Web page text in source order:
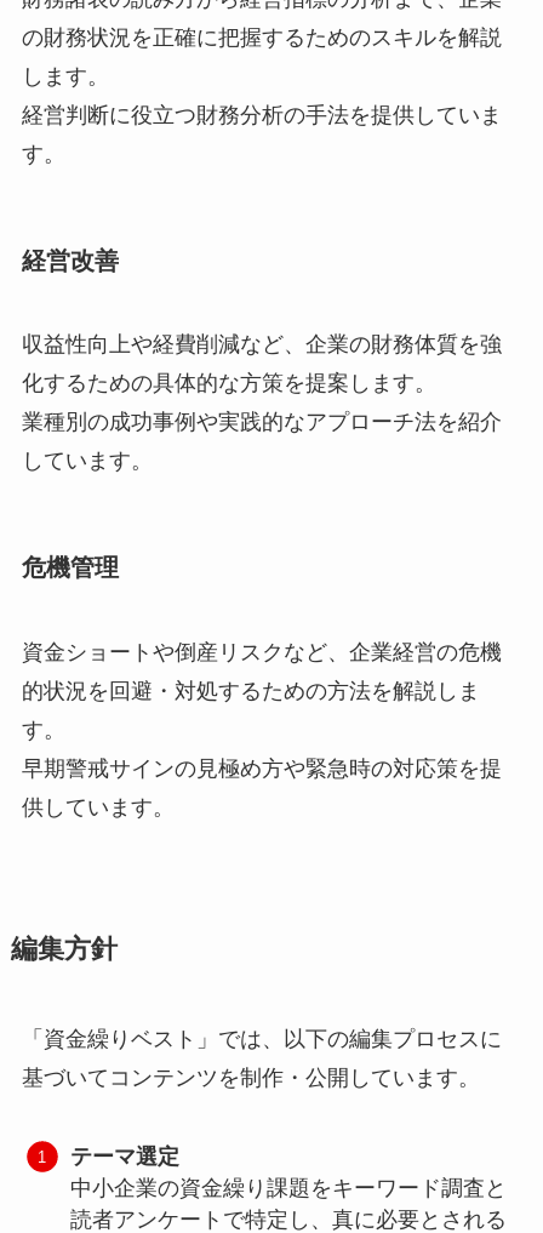
の財務状況を正確に把握するためのスキルを解説
します。
経営判断に役立つ財務分析の手法を提供していま
す。
経営改善
収益性向上や経費削減など、企業の財務体質を強
化するための具体的な方策を提案します。
業種別の成功事例や実践的なアプローチ法を紹介
しています。
危機管理
資金ショートや倒産リスクなど、企業経営の危機
的状況を回避・対処するための方法を解説しま
す。
早期警戒サインの見極め方や緊急時の対応策を提
供しています。
編集方針
「資金繰りベスト」では、以下の編集プロセスに
基づいてコンテンツを制作・公開しています。
テーマ選定
中小企業の資金繰り課題をキーワード調査と
読者アンケートで特定し、真に必要とされる